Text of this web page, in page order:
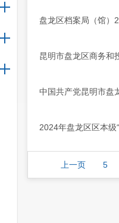
盘龙区档案局（馆）
昆明市盘龙区商务和
中国共产党昆明市盘
2024年盘龙区区本级
上一页 5